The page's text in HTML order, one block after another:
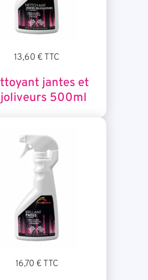
jantes et
500ml
13,60 € TTC
16,70 € TTC